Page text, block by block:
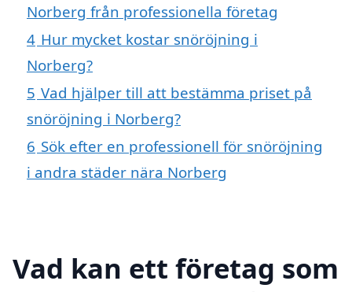
Norberg från professionella företag
4 Hur mycket kostar snöröjning i
Norberg?
5 Vad hjälper till att bestämma priset på
snöröjning i Norberg?
6 Sök efter en professionell för snöröjning
i andra städer nära Norberg
Vad kan ett företag som